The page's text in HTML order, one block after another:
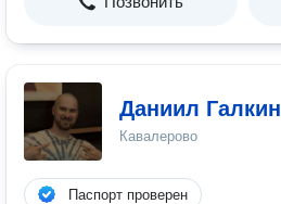
Даниил Галкин
Кавалерово
Паспорт проверен